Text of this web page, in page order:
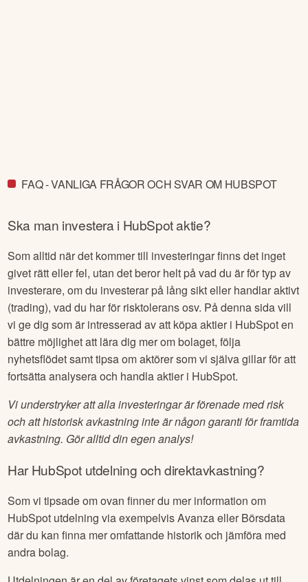
FAQ - VANLIGA FRÅGOR OCH SVAR OM HUBSPOT
Ska man investera i HubSpotaktie?
Som alltid när det kommer till investeringar finns det inget
givet rätt eller fel, utan det beror helt på vad du är för typ av
investerare, om du investerar på lång sikt eller handlar aktivt
(trading), vad du har för risktolerans osv. På denna sida vill
vi ge dig som är intresserad av att köpa aktier i HubSpoten
bättre möjlighet att lära dig mer om bolaget, följa
nyhetsflödet samt tipsa om aktörer som vi själva gillar för att
fortsätta analysera och handla aktier i HubSpot.
Vi understryker att alla investeringar är förenade med risk
och att historisk avkastning inte är någon garanti för framtida
avkastning. Gör alltid din egen analys!
HarHubSpotutdelning och direktavkastning?
Som vi tipsade om ovan finner du mer information om
HubSpot utdelning via exempelvis Avanza eller Börsdata
där du kan finna mer omfattande historik och jämföra med
andra bolag.